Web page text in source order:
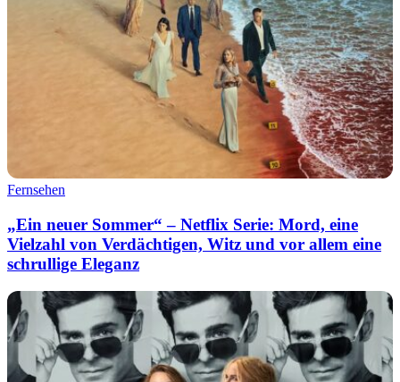
Fernsehen
„Ein neuer Sommer“ – Netflix Serie: Mord, eine
Vielzahl von Verdächtigen, Witz und vor allem eine
schrullige Eleganz